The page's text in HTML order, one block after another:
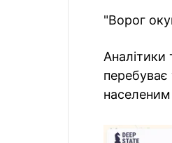
"Ворог
Аналітики